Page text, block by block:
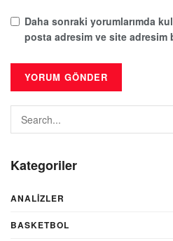
Daha sonraki yorumlarımda
posta adresim ve site adresim
Kategoriler
ANALIZLER
BASKETBOL